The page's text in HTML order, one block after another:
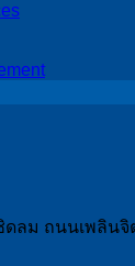
ลม ถนนเพลิน